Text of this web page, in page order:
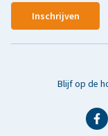
Inschrijven
Blijf op de